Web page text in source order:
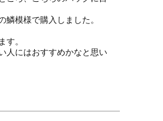
模様で購入しました。
す。
人にはおすすめかなと思い